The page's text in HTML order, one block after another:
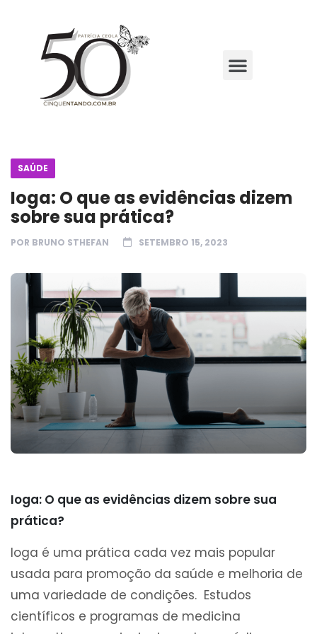
SAÚDE
Ioga: O que as evidências dizem
sobre sua prática?
POR BRUNO STHEFAN SETEMBRO 15, 2023
Ioga: O que as evidências dizem sobre sua
prática?
Ioga é uma prática cada vez mais popular
usada para promoção da saúde e melhoria de
uma variedade de condições. Estudos
científicos e programas de medicina